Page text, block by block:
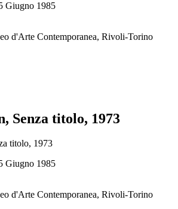
Giugno 1985
d'Arte Contemporanea, Rivoli-Torino
Senza titolo, 1973
Giugno 1985
d'Arte Contemporanea, Rivoli-Torino